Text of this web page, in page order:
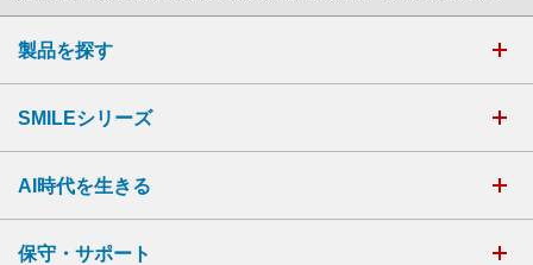
製品を探す
SMILEシリーズ
AI時代を生きる
保守・サポート